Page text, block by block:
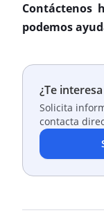
Contáctenos
podemos
¿Te
Solicita
contacta